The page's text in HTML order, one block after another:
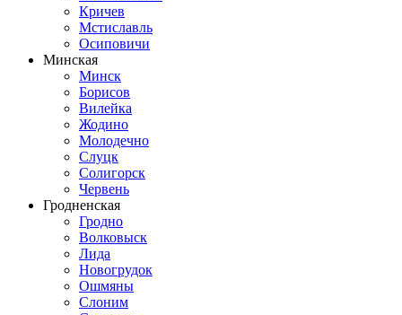
Кричев
Мстиславль
Осиповичи
Минская
Минск
Борисов
Вилейка
Жодино
Молодечно
Слуцк
Солигорск
Червень
Гродненская
Гродно
Волковыск
Лида
Новогрудок
Ошмяны
Слоним